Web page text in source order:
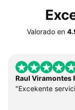
Valorado en
Raul Viramontes
"Excekente